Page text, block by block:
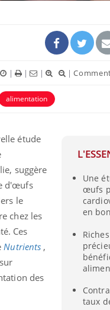
| | | |
alimentation
Une
œufs
en
taux
étude
suggère
d'œufs
le
chez les
Ces
Nutrients ,
des